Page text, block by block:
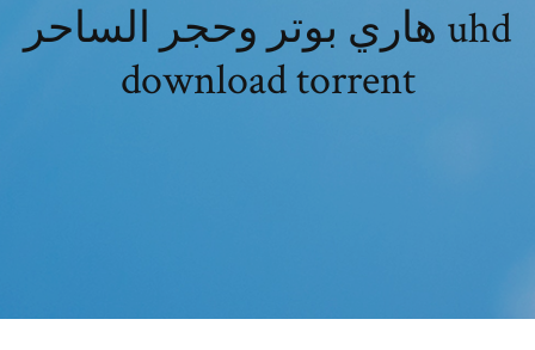
هاري بوتر وحجر الساحر uhd
download torrent